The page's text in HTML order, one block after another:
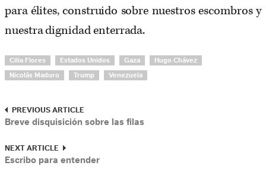
para élites, construido sobre nuestros escombros y
nuestra dignidad enterrada.
Cilia Flores Estados Unidos Gaza Hugo Chávez
Nicolás Maduro Trump Venezuela
PREVIOUS ARTICLE
Breve disquisición sobre las filas
NEXT ARTICLE
Escribo para entender